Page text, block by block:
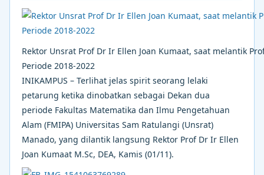
Rektor Unsrat Prof Dr Ir Ellen Joan Kumaat, saat melantik
Periode 2018-2022
INIKAMPUS – Terlihat jelas spirit seorang lelaki
petarung ketika dinobatkan sebagai Dekan dua
periode Fakultas Matematika dan Ilmu Pengetahuan
Alam (FMIPA) Universitas Sam Ratulangi (Unsrat)
Manado, yang dilantik langsung Rektor Prof Dr Ir Ellen
Joan Kumaat M.Sc, DEA, Kamis (01/11).